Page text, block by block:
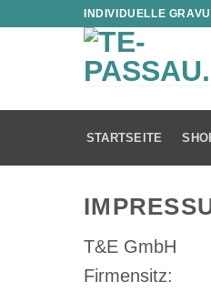
INDIVIDUELLE
STARTSEITE
T&E GmbH
Firmensitz: